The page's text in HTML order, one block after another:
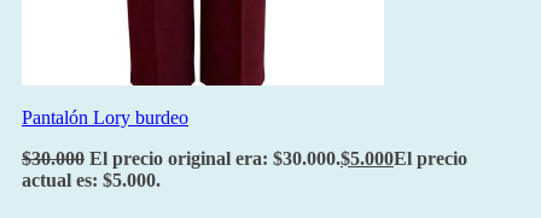
Pantalón Lory burdeo
$30.000 El precio original era: $30.000.$5.000El precio
actual es: $5.000.